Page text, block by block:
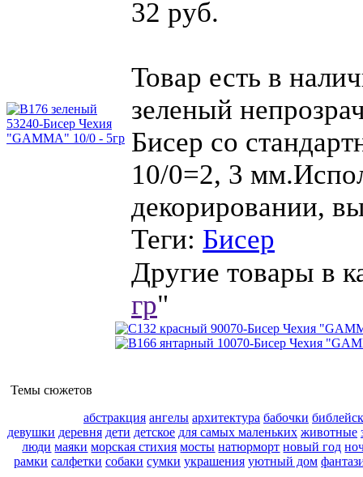
32 руб.
Товар есть в
зеленый
Бисер со
10/0=2, 3
декорировании,
Теги: Бисер
Другие товары в
гр"
Темы сюжетов
абстракция ангелы архитектура бабочки
девушки деревня дети детское для самых маленьких животные
люди маяки морская стихия мосты натюрморт новый год
рамки салфетки собаки сумки украшения уютный дом